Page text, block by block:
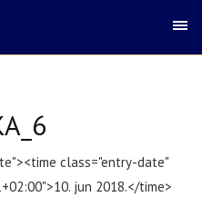
class="entry-date"
jun 2018.</time>